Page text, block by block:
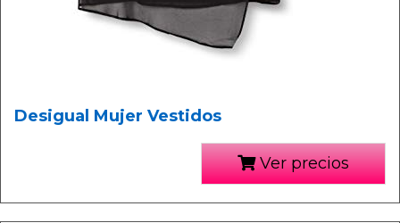
Desigual Mujer Vestidos
Ver precios